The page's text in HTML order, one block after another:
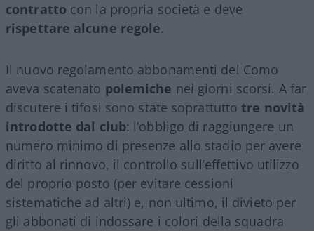
contratto con la propria società e deve
rispettare alcune regole.
Il nuovo regolamento abbonamenti del Como
aveva scatenato polemiche nei giorni scorsi. A far
discutere i tifosi sono state soprattutto tre novità
introdotte dal club: l’obbligo di raggiungere un
numero minimo di presenze allo stadio per avere
diritto al rinnovo, il controllo sull’effettivo utilizzo
del proprio posto (per evitare cessioni
sistematiche ad altri) e, non ultimo, il divieto per
gli abbonati di indossare i colori della squadra